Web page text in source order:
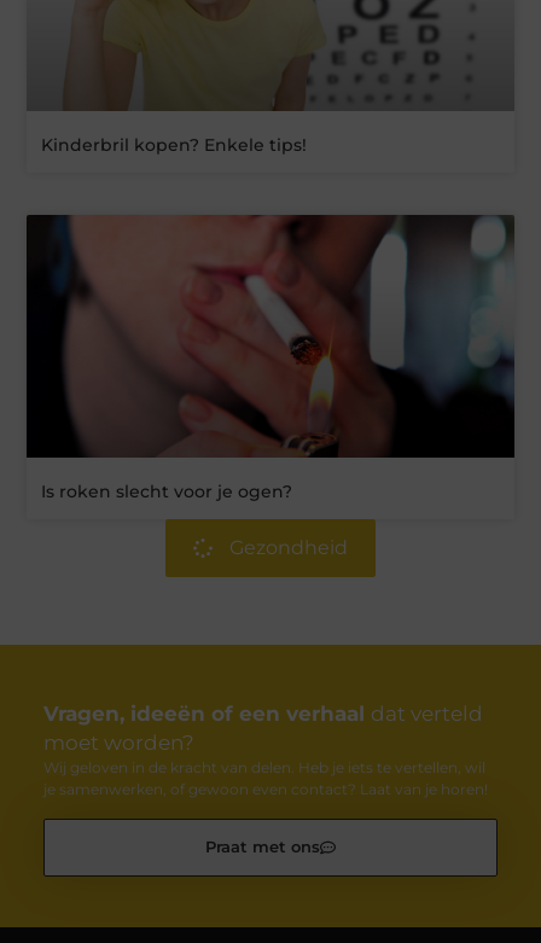
Kinderbril kopen? Enkele tips!
Is roken slecht voor je ogen?
Gezondheid
Vragen, ideeën of een verhaal dat verteld
moet worden?
Wij geloven in de kracht van delen. Heb je iets te vertellen, wil
je samenwerken, of gewoon even contact? Laat van je horen!
Praat met ons